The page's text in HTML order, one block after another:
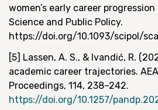
women’s early career progression
Science and Public Policy.
https://doi.org/10.1093/scipol/
[5] Lassen, A. S., & Ivandić, R.
academic career trajectories.
Proceedings, 114, 238–242.
https://doi.org/10.1257/